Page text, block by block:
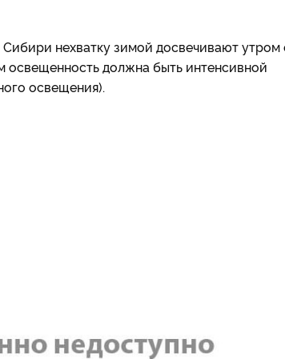
нехватку зимой досвечивают утром
освещенность должна быть интенсивной
освещения).